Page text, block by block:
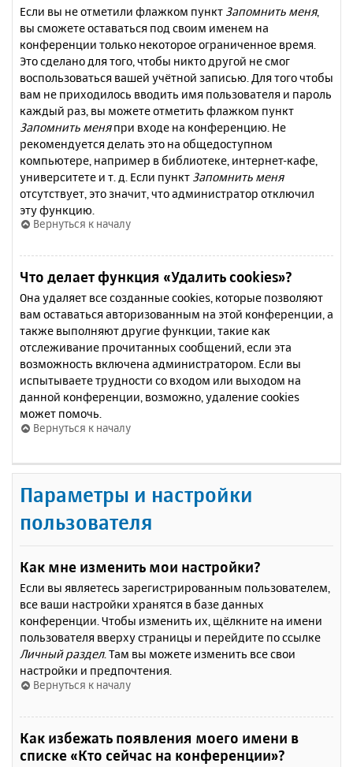
Если вы не отметили флажком пункт Запомнить меня,
вы сможете оставаться под своим именем на
конференции только некоторое ограниченное время.
Это сделано для того, чтобы никто другой не смог
воспользоваться вашей учётной записью. Для того чтобы
вам не приходилось вводить имя пользователя и пароль
каждый раз, вы можете отметить флажком пункт
Запомнить меняпри входе на конференцию. Не
рекомендуется делать это на общедоступном
компьютере, например в библиотеке, интернет-кафе,
университете и т. д. Если пункт Запомнить меня
отсутствует, это значит, что администратор отключил
эту функцию.
Вернуться к началу
Что делает функция «Удалить cookies»?
Она удаляет все созданные cookies, которые позволяют
вам оставаться авторизованным на этой конференции, а
также выполняют другие функции, такие как
отслеживание прочитанных сообщений, если эта
возможность включена администратором. Если вы
испытываете трудности со входом или выходом на
данной конференции, возможно, удаление cookies
может помочь.
Вернуться к началу
Параметры и настройки
пользователя
Как мне изменить мои настройки?
Если вы являетесь зарегистрированным пользователем,
все ваши настройки хранятся в базе данных
конференции. Чтобы изменить их, щёлкните на имени
пользователя вверху страницы и перейдите по ссылке
Личный раздел. Там вы можете изменить все свои
настройки и предпочтения.
Вернуться к началу
Как избежать появления моего имени в
списке «Кто сейчас на конференции»?